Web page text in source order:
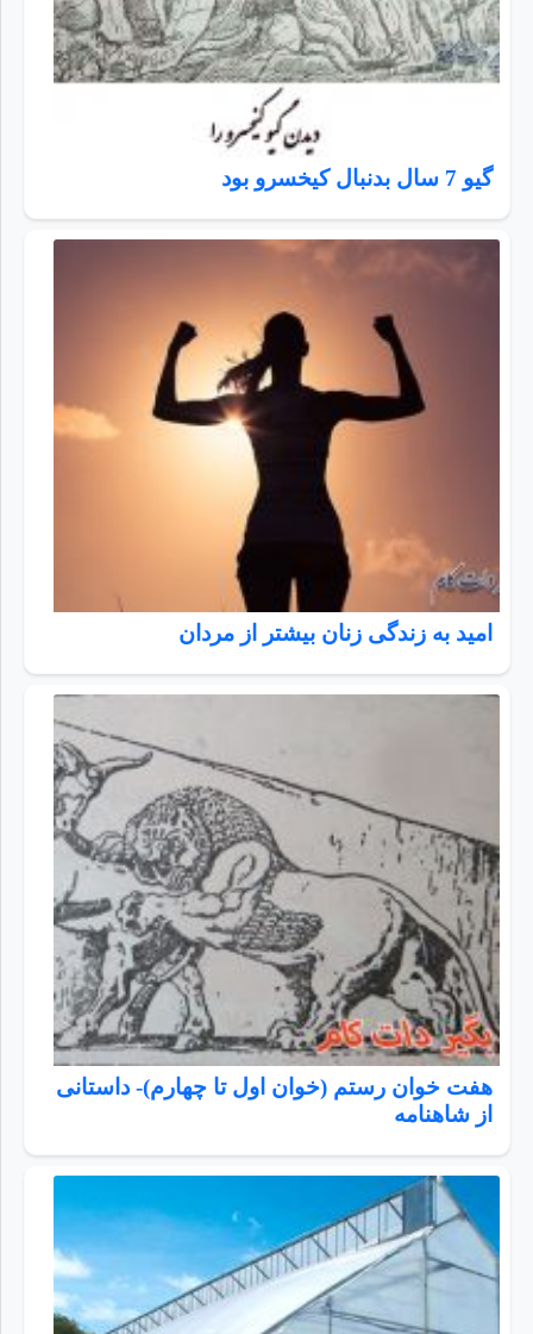
گیو 7 سال بدنبال کیخسرو بود
امید به زندگی زنان بیشتر از مردان
هفت خوان رستم (خوان اول تا چهارم)- داستانی
از شاهنامه